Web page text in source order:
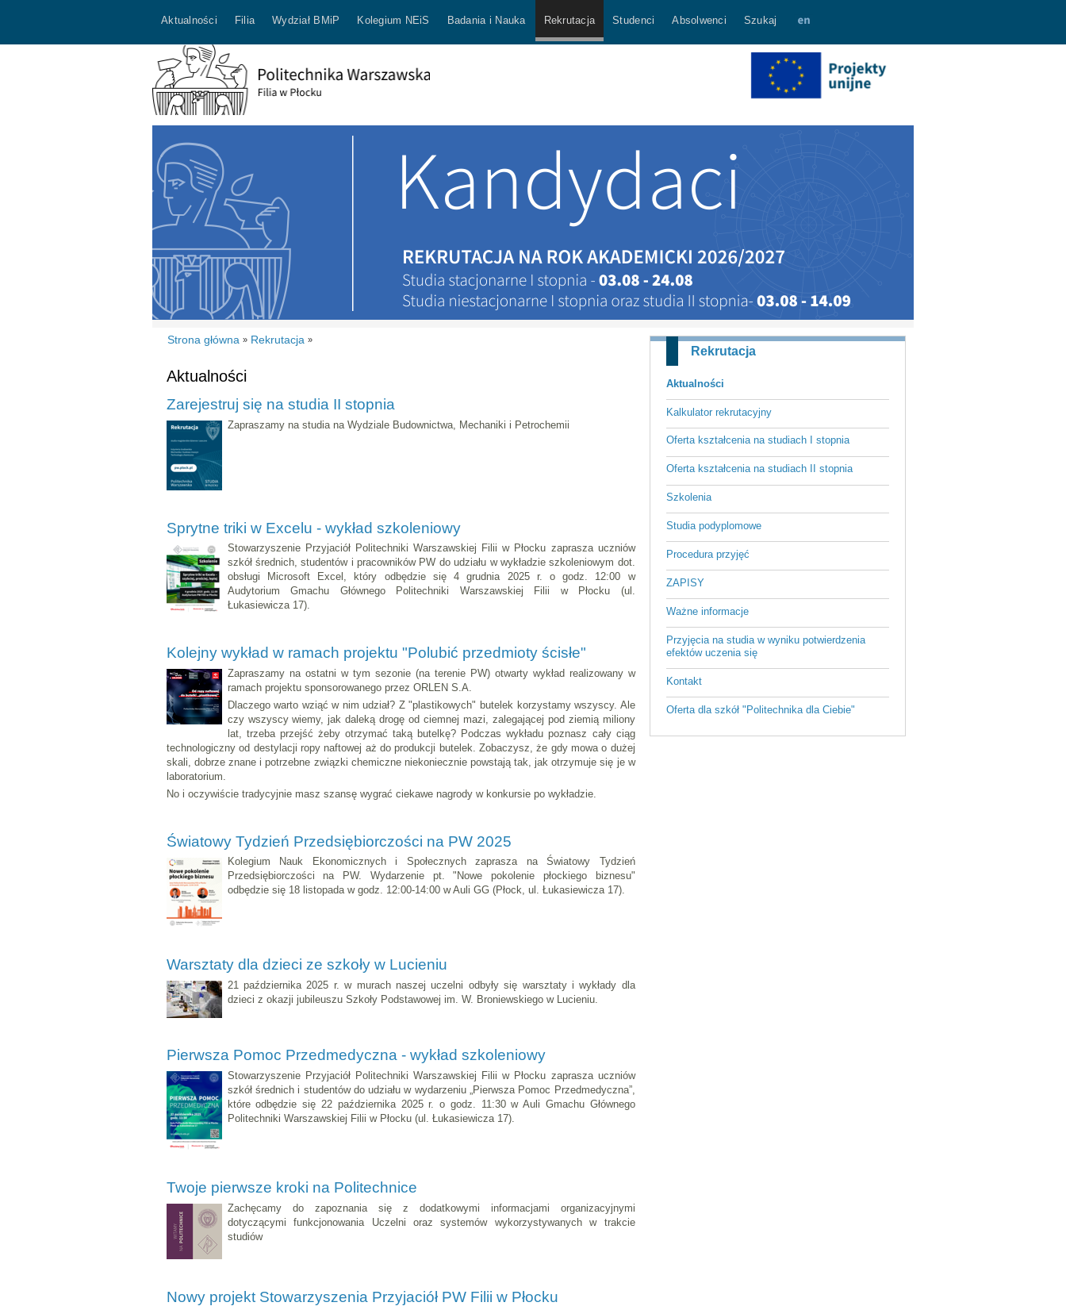
Aktualności Filia Wydział BMiP Kolegium NEiS Badania i Nauka Rekrutacja Studenci Absolwenci Szukaj
Rekrutacja
Aktualności
Kalkulator rekrutacyjny
Oferta kształcenia na studiach I stopnia
Oferta kształcenia na studiach II stopnia
Szkolenia
Studia podyplomowe
Procedura przyjęć
ZAPISY
Ważne informacje
Przyjęcia na studia w wyniku potwierdzenia
efektów uczenia się
Kontakt
Oferta dla szkół "Politechnika dla Ciebie"
Strona główna » Rekrutacja »
Aktualności
Zarejestruj się na studia II stopnia
Zapraszamy na studia na Wydziale Budownictwa, Mechaniki i Petrochemii
Sprytne triki w Excelu - wykład szkoleniowy
Stowarzyszenie Przyjaciół Politechniki Warszawskiej Filii w Płocku zaprasza uczniów
szkół średnich, studentów i pracowników PW do udziału w wykładzie szkoleniowym dot.
obsługi Microsoft Excel, który odbędzie się 4 grudnia 2025 r. o godz. 12:00 w
Audytorium Gmachu Głównego Politechniki Warszawskiej Filii w Płocku (ul.
Łukasiewicza 17).
Kolejny wykład w ramach projektu "Polubić przedmioty ścisłe"
Zapraszamy na ostatni w tym sezonie (na terenie PW) otwarty wykład realizowany w
ramach projektu sponsorowanego przez ORLEN S.A.
Dlaczego warto wziąć w nim udział? Z "plastikowych" butelek korzystamy wszyscy. Ale
czy wszyscy wiemy, jak daleką drogę od ciemnej mazi, zalegającej pod ziemią miliony
lat, trzeba przejść żeby otrzymać taką butelkę? Podczas wykładu poznasz cały ciąg
technologiczny od destylacji ropy naftowej aż do produkcji butelek. Zobaczysz, że gdy mowa o dużej
skali, dobrze znane i potrzebne związki chemiczne niekoniecznie powstają tak, jak otrzymuje się je w
laboratorium.
No i oczywiście tradycyjnie masz szansę wygrać ciekawe nagrody w konkursie po wykładzie.
Światowy Tydzień Przedsiębiorczości na PW 2025
Kolegium Nauk Ekonomicznych i Społecznych zaprasza na Światowy Tydzień
Przedsiębiorczości na PW. Wydarzenie pt. "Nowe pokolenie płockiego biznesu"
odbędzie się 18 listopada w godz. 12:00-14:00 w Auli GG (Płock, ul. Łukasiewicza 17).
Warsztaty dla dzieci ze szkoły w Lucieniu
21 października 2025 r. w murach naszej uczelni odbyły się warsztaty i wykłady dla
dzieci z okazji jubileuszu Szkoły Podstawowej im. W. Broniewskiego w Lucieniu.
Pierwsza Pomoc Przedmedyczna - wykład szkoleniowy
Stowarzyszenie Przyjaciół Politechniki Warszawskiej Filii w Płocku zaprasza uczniów
szkół średnich i studentów do udziału w wydarzeniu „Pierwsza Pomoc Przedmedyczna”,
które odbędzie się 22 października 2025 r. o godz. 11:30 w Auli Gmachu Głównego
Politechniki Warszawskiej Filii w Płocku (ul. Łukasiewicza 17).
Twoje pierwsze kroki na Politechnice
Zachęcamy do zapoznania się z dodatkowymi informacjami organizacyjnymi
dotyczącymi funkcjonowania Uczelni oraz systemów wykorzystywanych w trakcie
studiów
Nowy projekt Stowarzyszenia Przyjaciół PW Filii w Płocku